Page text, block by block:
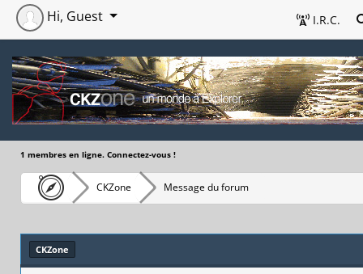
I.R.C.
Hi, Guest
1 membres en ligne. Connectez-vous !
CKZone Message du forum
CKZone